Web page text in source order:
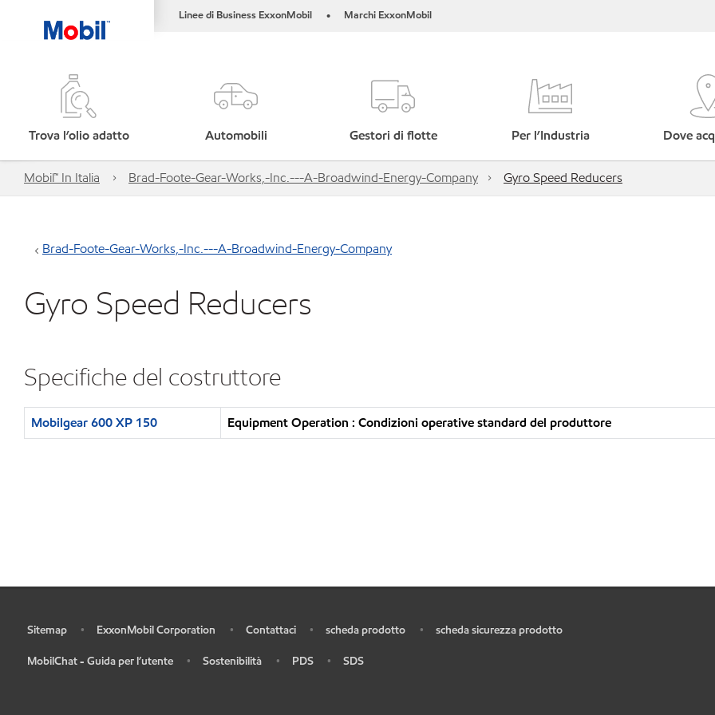
Linee di Business ExxonMobil • Marchi ExxonMobil
Trova l’olio adatto Automobili Gestori di flotte Per l’Industria Dove
Mobil™ In Italia Brad-Foote-Gear-Works,-Inc.---A-Broadwind-Energy-Company Gyro Speed Reducers
Brad-Foote-Gear-Works,-Inc.---A-Broadwind-Energy-Company
Gyro Speed Reducers
Specifiche del costruttore
Mobilgear 600 XP 150 Equipment Operation : Condizioni operative standard del produttore
Sitemap • ExxonMobil Corporation • Contattaci • scheda prodotto • scheda sicurezza prodotto
MobilChat - Guida per l’utente • Sostenibilità • PDS • SDS